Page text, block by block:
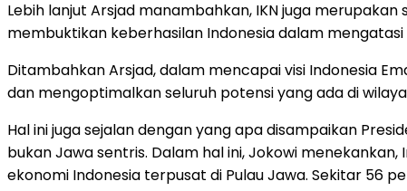
Lebih lanjut Arsjad manambahkan, IKN juga
membuktikan keberhasilan Indonesia dalam
Ditambahkan Arsjad, dalam mencapai visi Indonesia
dan mengoptimalkan seluruh potensi yang ada di
Hal ini juga sejalan dengan yang apa disampaikan
bukan Jawa sentris. Dalam hal ini, Jokowi
ekonomi Indonesia terpusat di Pulau Jawa. Sekitar 56